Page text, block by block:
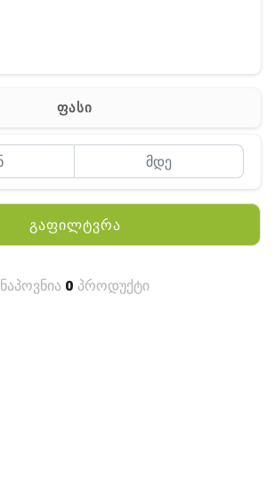
ფასი
გაფილტვრა
ნაპოვნია0 პროდუქტი